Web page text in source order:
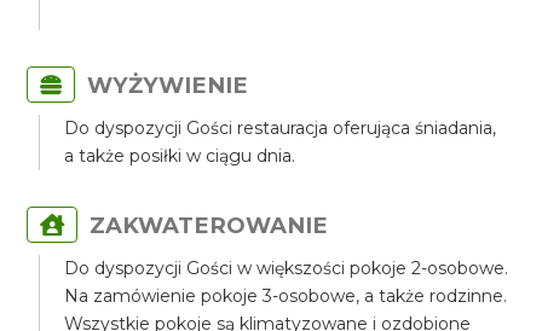
WYŻYWIENIE
Do dyspozycji Gości restauracja oferująca śniadania,
a także posiłki w ciągu dnia.
ZAKWATEROWANIE
Do dyspozycji Gości w większości pokoje 2-osobowe.
Na zamówienie pokoje 3-osobowe, a także rodzinne.
Wszystkie pokoje są klimatyzowane i ozdobione